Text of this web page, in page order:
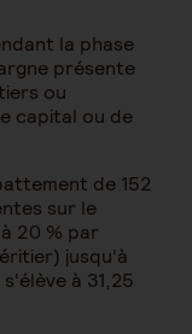
la phase
présente
ou
capital ou de
de 152
sur le
20 % par
jusqu'à
à 31,25